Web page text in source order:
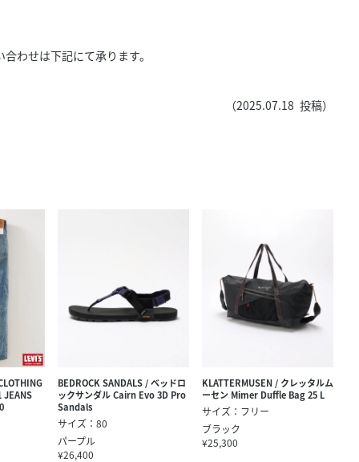
わせは下記にて承ります。
（2025.07.18 投稿）
JEANS
BEDROCK SANDALS / ベッドロ
ックサンダル Cairn Evo 3D Pro
Sandals
サイズ：80
パープル
¥26,400
KLATTERMUSEN / クレッタルム
ーセン Mimer Duffle Bag 25 L
サイズ：フリー
ブラック
¥25,300